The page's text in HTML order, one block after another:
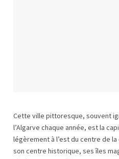
Cette ville pittoresque, souvent
l’Algarve chaque année, est la
légèrement à l’est du centre de
son centre historique, ses îles